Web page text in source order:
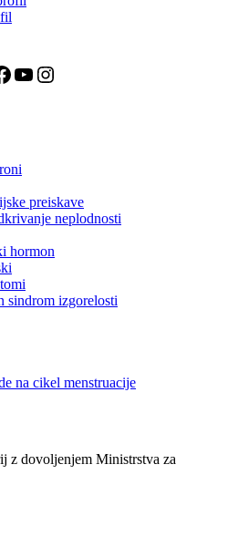
YouTube
Instagram
preiskave
neplodnosti
hormon
sindrom izgorelosti
na cikel menstruacije
z dovoljenjem Ministrstva za